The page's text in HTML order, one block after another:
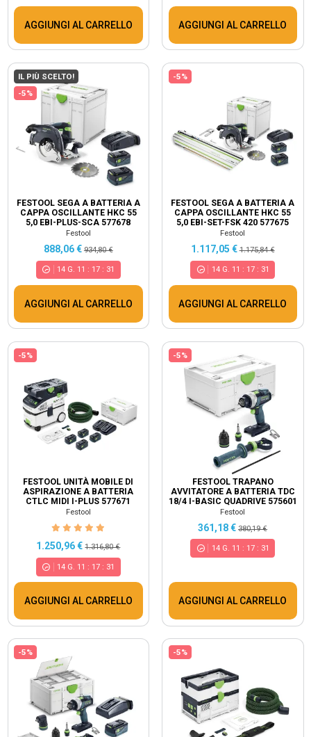
AGGIUNGI AL CARRELLO AGGIUNGI AL CARRELLO
IL PIÙ SCELTO!
-5%
FESTOOL SEGA A BATTERIA A
CAPPA OSCILLANTE HKC 55
5,0 EBI-PLUS-SCA 577678
Festool
888,06 € 934,80 €
14 G. 11 : 17 : 30
AGGIUNGI AL CARRELLO
-5%
FESTOOL SEGA A BATTERIA A
CAPPA OSCILLANTE HKC 55
5,0 EBI-SET-FSK 420 577675
Festool
1.117,05 €1.175,84 €
14G. 11 : 17: 30
AGGIUNGI AL CARRELLO
-5%
FESTOOL UNITÀ MOBILE DI
ASPIRAZIONE A BATTERIA
CTLC MIDI I-PLUS 577671
Festool
1.250,96 €1.316,80 €
14 G. 11 : 17 : 30
AGGIUNGI AL CARRELLO
-5%
FESTOOL TRAPANO
AVVITATORE A BATTERIA TDC
18/4 I-BASIC QUADRIVE 575601
Festool
361,18 €380,19 €
14G. 11 : 17: 30
AGGIUNGI AL CARRELLO
-5% -5%